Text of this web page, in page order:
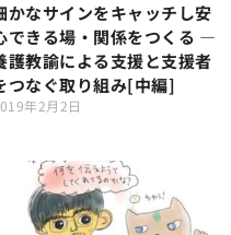
かなサインをキャッチし安
できる場・関係をつくる ―
護教諭による支援と支援者
つなぐ取り組み[中編]
年2月2日